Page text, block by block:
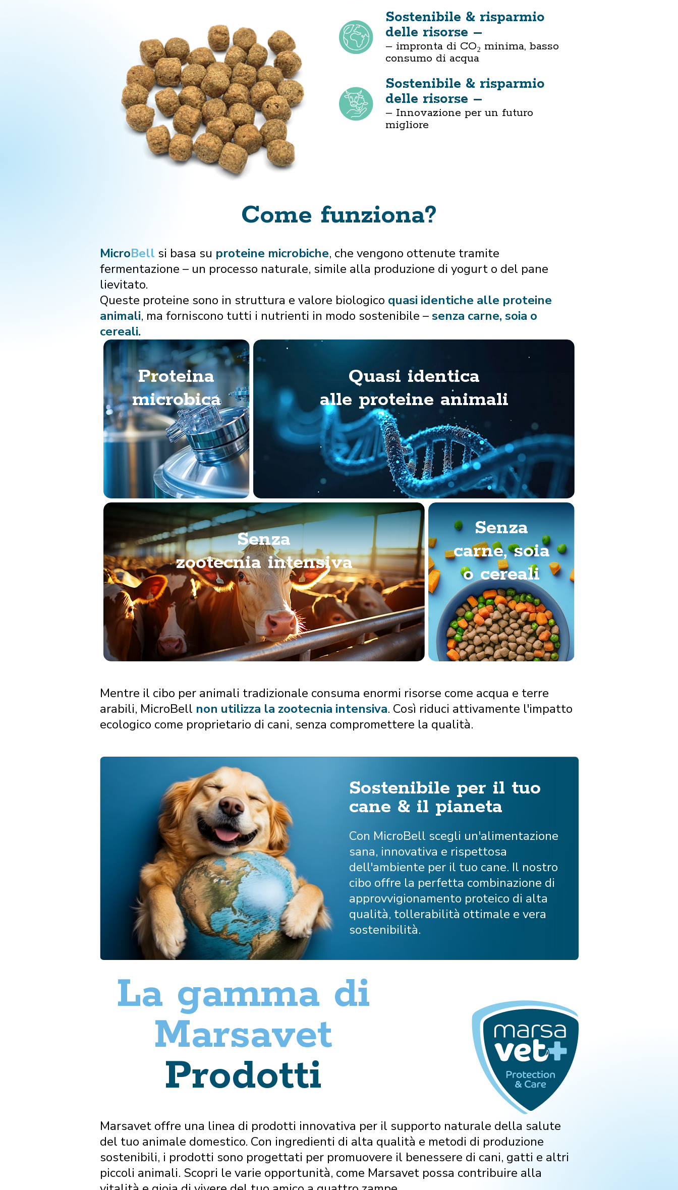
Sostenibile & risparmio
delle risorse –
– impronta di CO₂ minima, basso
consumo di acqua
Sostenibile & risparmio
delle risorse –
– Innovazione per un futuro
migliore
Come funziona?
MicroBell si basa su proteine microbiche, che vengono ottenute tramite
fermentazione – un processo naturale, simile alla produzione di yogurt o del pane
lievitato.
Queste proteine sono in struttura e valore biologico quasi identiche alle proteine
animali, ma forniscono tutti i nutrienti in modo sostenibile –senza carne, soia o
cereali.
Proteina
microbica
Quasi identica
alle proteine animali
Senza
zootecnia intensiva
Senza
carne, soia
o cereali
Mentre il cibo per animali tradizionale consuma enormi risorse come acqua e terre
arabili, MicroBell non utilizza la zootecnia intensiva. Così riduci attivamente l'impatto
ecologico come proprietario di cani, senza compromettere la qualità.
Sostenibile per il tuo
cane & il pianeta
Con MicroBell scegli un'alimentazione
sana, innovativa e rispettosa
dell'ambiente per il tuo cane. Il nostro
cibo offre la perfetta combinazione di
approvvigionamento proteico di alta
qualità, tollerabilità ottimale e vera
sostenibilità.
La gamma di
Marsavet
Prodotti
Marsavet offre una linea di prodotti innovativa per il supporto naturale della salute
del tuo animale domestico. Con ingredienti di alta qualità e metodi di produzione
sostenibili, i prodotti sono progettati per promuovere il benessere di cani, gatti e altri
piccoli animali. Scopri le varie opportunità, come Marsavet possa contribuire alla